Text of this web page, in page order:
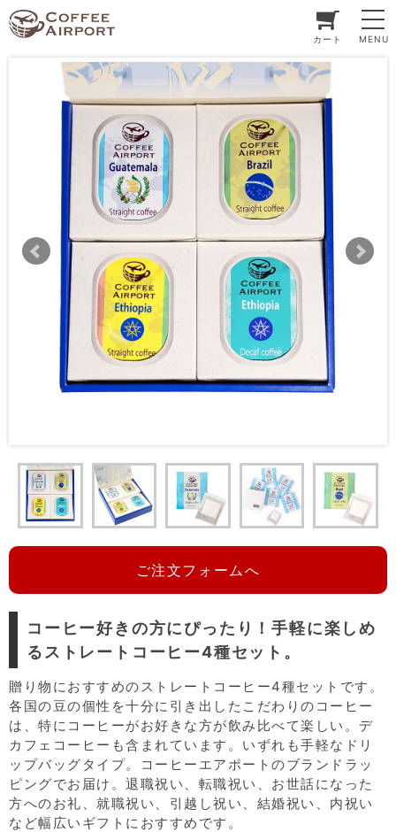
カート MENU
ご注文フォームへ
コーヒー好きの方にぴったり！手軽に楽しめ
るストレートコーヒー4種セット。
贈り物におすすめのストレートコーヒー4種セットです。
各国の豆の個性を十分に引き出したこだわりのコーヒー
は、特にコーヒーがお好きな方が飲み比べて楽しい。デ
カフェコーヒーも含まれています。いずれも手軽なドリ
ップバッグタイプ。コーヒーエアポートのブランドラッ
ピングでお届け。退職祝い、転職祝い、お世話になった
方へのお礼、就職祝い、引越し祝い、結婚祝い、内祝い
など幅広いギフトにおすすめです。